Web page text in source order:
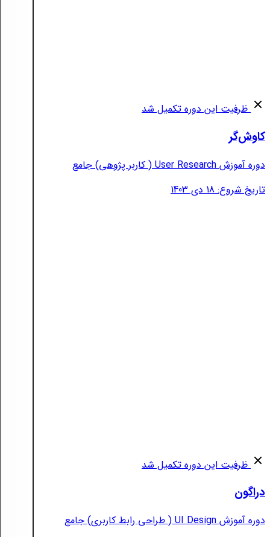
ظرفیت این دوره تکمیل شد
کاوش‌گر
دوره آموزش User Research ( کاربر پژوهی) جامع
تاریخ شروع: 18 دی 1403
ظرفیت این دوره تکمیل شد
دراگون
دوره آموزش UI Design ( طراحی رابط کاربری) جامع